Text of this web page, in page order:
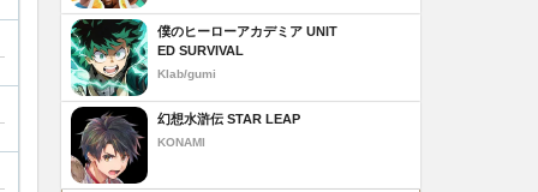
僕のヒーローアカデミア UNIT
ED SURVIVAL
Klab/gumi
幻想水滸伝 STAR LEAP
KONAMI